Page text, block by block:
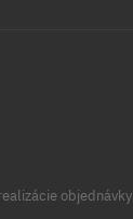
objednávky